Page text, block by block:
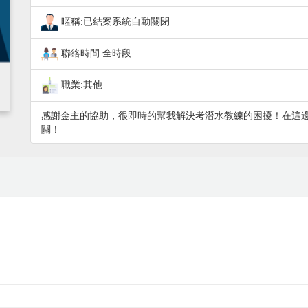
暱稱:已結案系統自動關閉
聯絡時間:全時段
職業:其他
感謝金主的協助，很即時的幫我解決考潛水教練的困擾！在
關！